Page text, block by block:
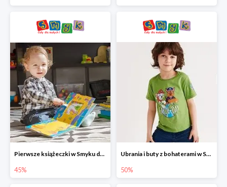
Pierwsze książeczki w Smyku do -45%
45%
Ubrania i buty z bohaterami w Smyku do -50%
50%